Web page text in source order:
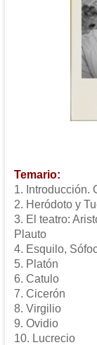
Temario:
1. Introducción.
2. Heródoto y
3. El teatro:
Plauto
4. Esquilo,
5. Platón
6. Catulo
7. Cicerón
8. Virgilio
9. Ovidio
10. Lucrecio